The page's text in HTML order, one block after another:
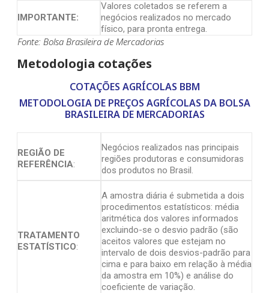
IMPORTANTE:
Valores coletados se referem a
negócios realizados no mercado
físico, para pronta entrega.
Fonte: Bolsa Brasileira de Mercadorias
Metodologia cotações
COTAÇÕES AGRÍCOLAS BBM
METODOLOGIA DE PREÇOS AGRÍCOLAS DA BOLSA
BRASILEIRA DE MERCADORIAS
REGIÃO DE
REFERÊNCIA:
Negócios realizados nas principais
regiões produtoras e consumidoras
dos produtos no Brasil.
TRATAMENTO
ESTATÍSTICO:
A amostra diária é submetida a dois
procedimentos estatísticos: média
aritmética dos valores informados
excluindo-se o desvio padrão (são
aceitos valores que estejam no
intervalo de dois desvios-padrão para
cima e para baixo em relação à média
da amostra em 10%) e análise do
coeficiente de variação.